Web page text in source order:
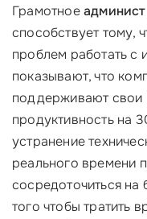
Грамотное
способствует тому,
проблем работать с
показывают, что
поддерживают свои
продуктивность на
устранение
реального времени
сосредоточиться на
того чтобы тратить